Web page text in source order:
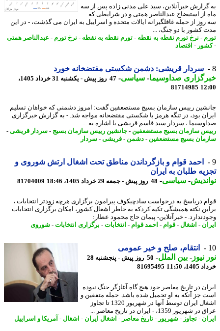
خبرآنلاین، سید علی مدنی زاده پس از سه
از استیضاح عبدالناصر همتی و در شرایطی که
از حمله غافلگیرانه ایالات متحده و اسراییل به ایران می گذشت، - در این
کشور با دو جنگ، ...
-نرخ تورم نقطه به نقطه-تورم نقطه به نقطه-نرخ تورم-عبدالناصر همتی
-اقتصاد
سردار قریشی: دشمن شکستی مفتضخانه خورد
صداوسیما-سیاسی-
47 روز پیش - یکشنبه 31 خرداد 1405،
81714985
رییس سازمان بسیج مستضعفین گفت: امروز دشمنی که خواهان تسلیم
بود، در تنگه هرمز با شکستی مفتضحانه مواجه شد. - به گزارش خبرگزاری
، سردار سید قاسم قریشی با اشاره به ...
سازمان بسیج مستضعفین-جانشین رییس سازمان بسیج-سردار قریشی-
بسیج مستضعفین-دشمن-قریشی-سردار
احمد قوام و بازگرداندن مناطق تحت اشغال ارتش شوروی و
طلبان به ایران
-سیاسی-48 روز پیش - جمعه 29 خرداد 1405، 18:46 81704009
درپاسخ به درخواست سادچیکوف پیرامون برگزاری هرچه زودتر انتخابات ،
نکته همیشگی تکیه کردکه به خاطر اشغال کشور، امکان برگزاری انتخابات
- خبرآنلاین- پیمان حاج محمود عطار:
- اشغال-قوام-احمد قوام-انتخابات-برگزاری انتخابات-شوروی
انتقام، صلح و خیر عمومی
نیوز-بین الملل-
50 روز پیش - پنجشنبه 28
11:50
81695495
در تاریخ معاصر خود هیچ گاه آغازگر جنگ نبوده
جز آنکه به او تحمیل شده باشد. حمله متفقین و
اشغال ایران توسط آنها در شهریور 1320 تا تجاوز
1359، - ایران در تاریخ معاصر ...
- تجاوز-شهریور-تاریخ معاصر-اشغال ایران - اشغال-آمریکا و اسراییل